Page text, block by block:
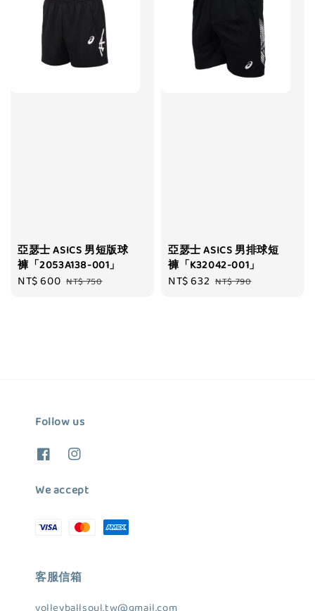
亞瑟士 ASICS 男短版球
褲「2053A138-001」
Sale
NT$ 600 Regular
NT$ 750
亞瑟士 ASICS 男排球短
褲「K32042-001」
Sale
NT$ 632 Regular
NT$ 790
Follow us
We accept
客服信箱